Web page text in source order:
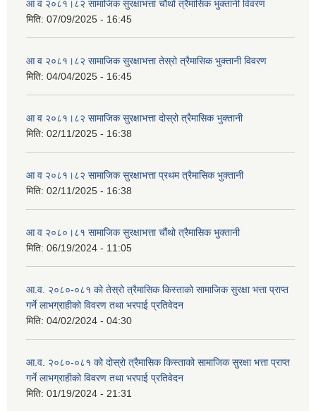
आ व २०८१।८२ सामाजिक सुरक्षाभत्ता चौथो त्रैमासिक भुक्तानी विवरण
मिति: 07/09/2025 - 16:45
आ व २०८१।८२ सामाजिक सुरक्षाभत्ता तेस्रो त्रैमासिक भुक्तानी विवरण
मिति: 04/04/2025 - 16:45
आ व २०८१।८२ सामाजिक सुरक्षाभत्ता दोस्रो त्रैमासिक भुक्तानी
मिति: 02/11/2025 - 16:38
आ व २०८१।८२ सामाजिक सुरक्षाभत्ता प्रथम त्रैमासिक भुक्तानी
मिति: 02/11/2025 - 16:38
आ व २०८०।८१ सामाजिक सुरक्षाभत्ता चौंथो त्रैमासिक भुक्तानी
मिति: 06/19/2024 - 11:05
आ.व. २०८०-०८१ को तेस्रो त्रैमासिक किस्ताको सामाजिक सुरक्षा भत्ता प्राप्त
गर्ने लाभग्राहीको विवरण तथा भरपाई प्रतिवेदन
मिति: 04/02/2024 - 04:30
आ.व. २०८०-०८१ को दोस्रो त्रैमासिक किस्ताको सामाजिक सुरक्षा भत्ता प्राप्त
गर्ने लाभग्राहीको विवरण तथा भरपाई प्रतिवेदन
मिति: 01/19/2024 - 21:31